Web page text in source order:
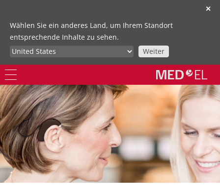
✕
Wählen Sie ein anderes Land, um Ihrem Standort
entsprechende Inhalte zu sehen.
Weiter